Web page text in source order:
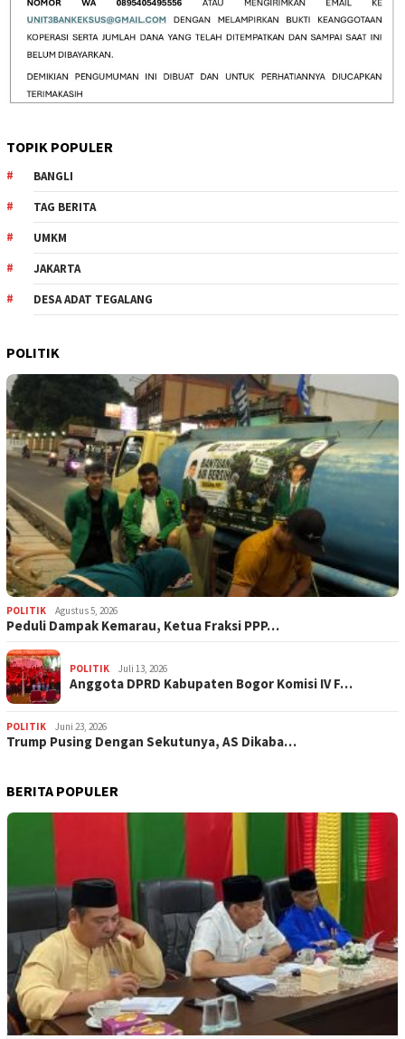
TOPIK POPULER
BANGLI
TAG BERITA
UMKM
JAKARTA
DESA ADAT TEGALANG
POLITIK
POLITIK Agustus 5, 2026
‎Peduli Dampak Kemarau, Ketua Fraksi PPP…
POLITIK Juli 13, 2026
Anggota DPRD Kabupaten Bogor Komisi IV F…
POLITIK Juni 23, 2026
Trump Pusing Dengan Sekutunya, AS Dikaba…
BERITA POPULER